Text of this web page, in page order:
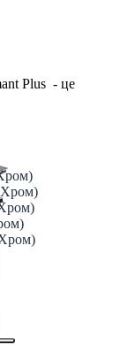
Plus - це
Хром)